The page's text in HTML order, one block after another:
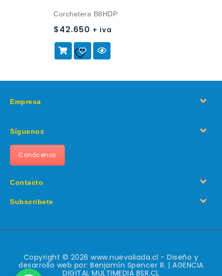
Corchetera B8HDP
$42.650 + iva
Empresa
Síguenos
Conócenos
Contacto
Subscribete
Copyright © 2026 www.nuevaliada.cl - Diseño y
desarrollo web por: Benjamín Spencer R. | AGENCIA
DIGITAL MULTIMEDIA BSR.CL